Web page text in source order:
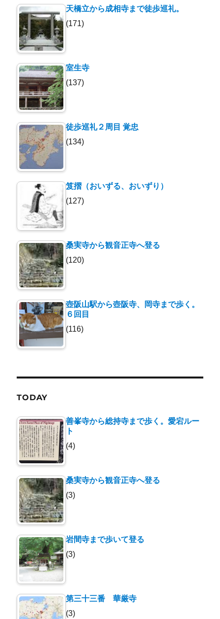
天橋立から成相寺まで徒歩巡礼。
(171)
室生寺
(137)
徒歩巡礼２周目 覚忠
(134)
笈摺（おいずる、おいずり）
(127)
桑実寺から観音正寺へ登る
(120)
壺阪山駅から壺阪寺、岡寺まで歩く。
６回目
(116)
TODAY
善峯寺から総持寺まで歩く。愛宕ルー
ト
(4)
桑実寺から観音正寺へ登る
(3)
岩間寺まで歩いて登る
(3)
第三十三番 華厳寺
(3)